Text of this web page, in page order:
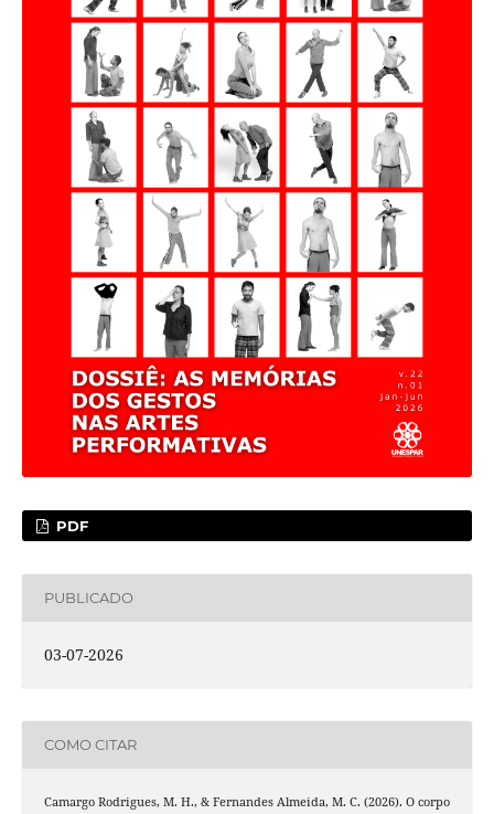
PDF
PUBLICADO
03-07-2026
COMO CITAR
Camargo Rodrigues, M. H., & Fernandes Almeida, M. C. (2026). O corpo